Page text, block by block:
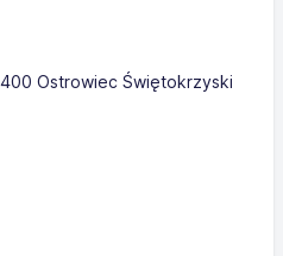
Ostrowiec Świętokrzyski